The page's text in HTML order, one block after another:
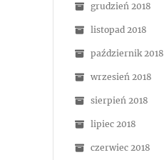
grudzień 2018
listopad 2018
październik 2018
wrzesień 2018
sierpień 2018
lipiec 2018
czerwiec 2018